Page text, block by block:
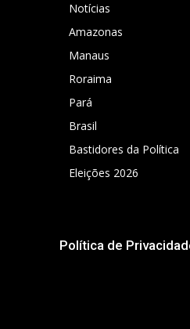
Notícias
Amazonas
Manaus
Roraima
Pará
Brasil
Bastidores da Política
Eleições 2026
Política de